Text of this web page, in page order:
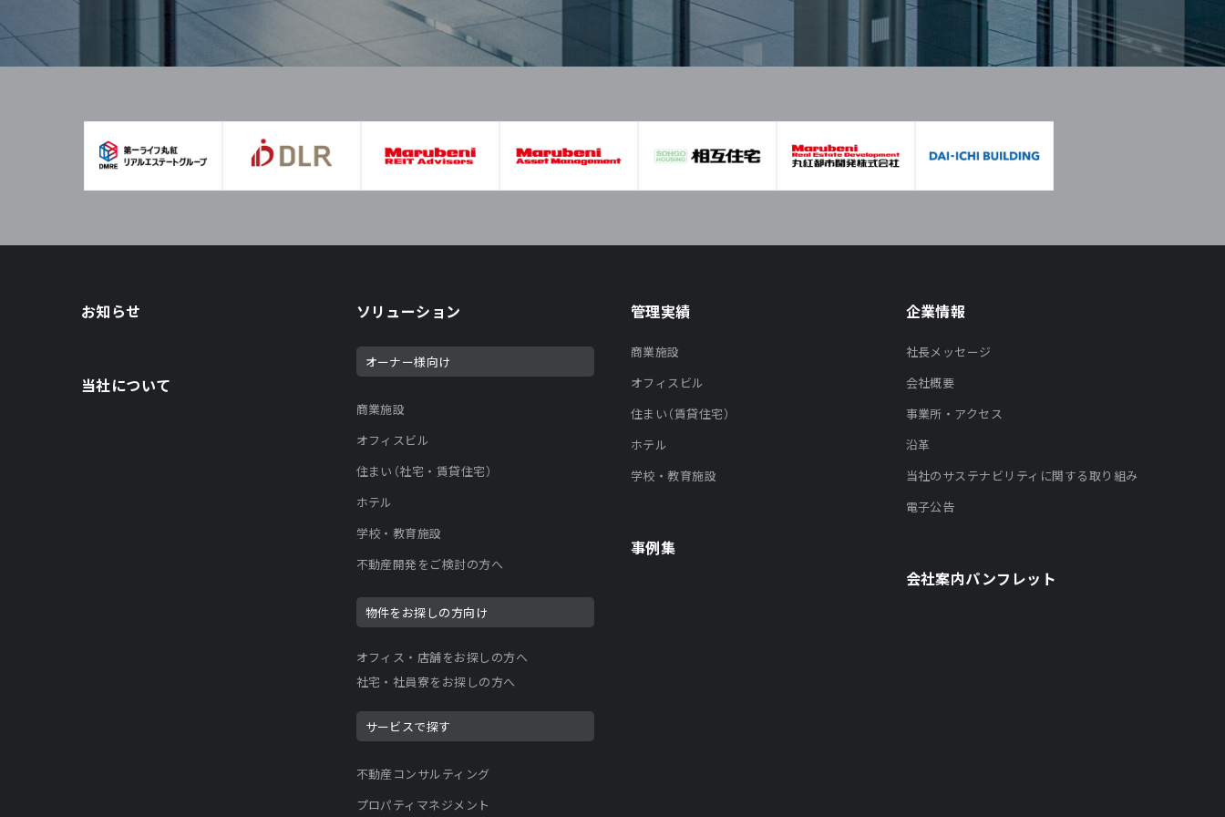
お知らせ
当社について
ソリューション
オーナー様向け
商業施設
オフィスビル
住まい（社宅・賃貸住宅）
ホテル
学校・教育施設
不動産開発をご検討の方へ
物件をお探しの方向け
オフィス・店舗をお探しの方へ
社宅・社員寮をお探しの方へ
サービスで探す
不動産コンサルティング
プロパティマネジメント
管理実績
商業施設
オフィスビル
住まい（賃貸住宅）
ホテル
学校・教育施設
事例集
企業情報
社長メッセージ
会社概要
事業所・アクセス
沿革
当社のサステナビリティに関する取り組み
電子公告
会社案内パンフレット